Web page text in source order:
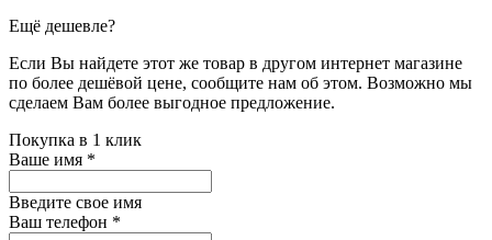
Ещё дешевле?
Если Вы найдете этот же товар в другом интернет магазине
по более дешёвой цене, сообщите нам об этом. Возможно мы
сделаем Вам более выгодное предложение.
Покупка в 1 клик
Ваше имя *
Введите свое имя
Ваш телефон *